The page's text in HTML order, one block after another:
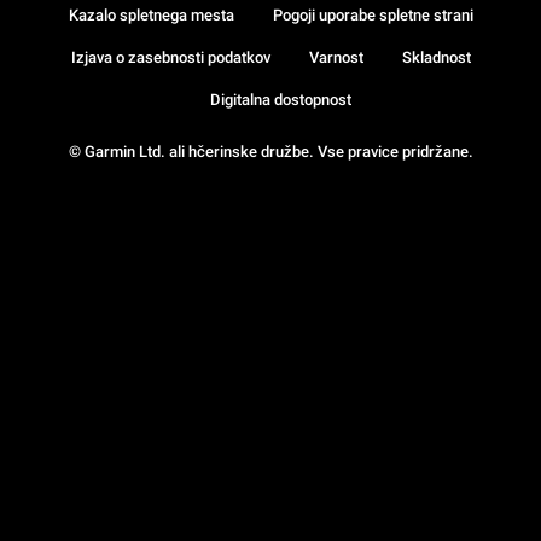
© Garmin Ltd. ali hčerinske družbe. Vse pravice pridržane.
Kazalo spletnega mesta Pogoji uporabe spletne strani
Izjava o zasebnosti podatkov Varnost Skladnost
Digitalna dostopnost